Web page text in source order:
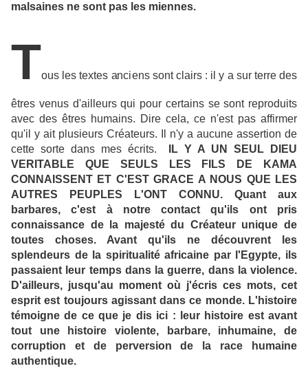
malsaines ne sont pas les miennes.
Tous les textes anciens sont clairs : il y a sur terre des
êtres venus d'ailleurs qui pour certains se sont reproduits
avec des êtres humains. Dire cela, ce n'est pas affirmer
qu'il y ait plusieurs Créateurs. Il n'y a aucune assertion de
cette sorte dans mes écrits.
IL Y A UN SEUL DIEU
VERITABLE QUE SEULS LES FILS DE KAMA
CONNAISSENT ET C'EST GRACE A NOUS QUE LES
AUTRES PEUPLES L'ONT CONNU. Quant aux
barbares, c'est à notre contact qu'ils ont pris
connaissance de la majesté du Créateur unique de
toutes choses. Avant qu'ils ne découvrent les
splendeurs de la spiritualité africaine par l'Egypte, ils
passaient leur temps dans la guerre, dans la violence.
D'ailleurs, jusqu'au moment où j'écris ces mots, cet
esprit est toujours agissant dans ce monde. L'histoire
témoigne de ce que je dis ici : leur histoire est avant
tout une histoire violente, barbare, inhumaine, de
corruption et de perversion de la race humaine
authentique.